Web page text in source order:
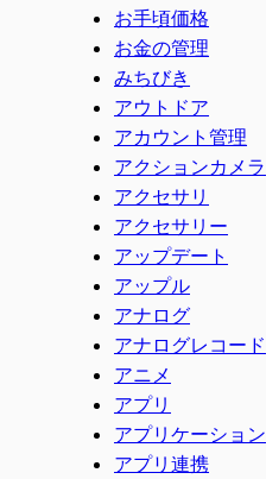
お手頃価格
お金の管理
みちびき
アウトドア
アカウント管理
アクションカメラ
アクセサリ
アクセサリー
アップデート
アップル
アナログ
アナログレコード
アニメ
アプリ
アプリケーション
アプリ連携